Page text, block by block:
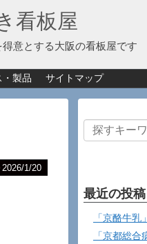
看板屋
意とする大阪の看板屋です
・製品 サイトマップ
2026/1/20
最近の投稿
「京酪牛乳
「京都総合